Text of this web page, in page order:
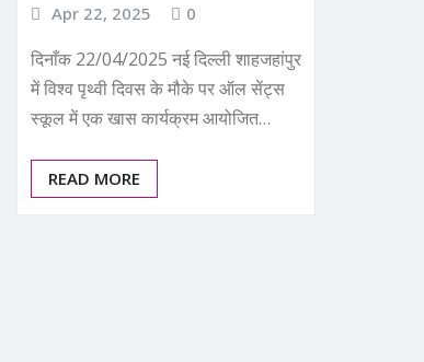
Apr 22, 2025
0
दिनाँक 22/04/2025 नई दिल्ली शाहजहांपुर
में विश्व पृथ्वी दिवस के मौके पर ऑल सेंट्स
स्कूल में एक खास कार्यक्रम आयोजित…
READ MORE